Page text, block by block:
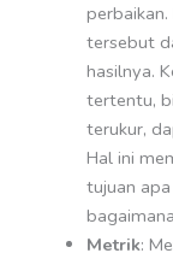
tersebut
hasilnya.
tertentu,
terukur,
Hal ini
tujuan
Metrik: